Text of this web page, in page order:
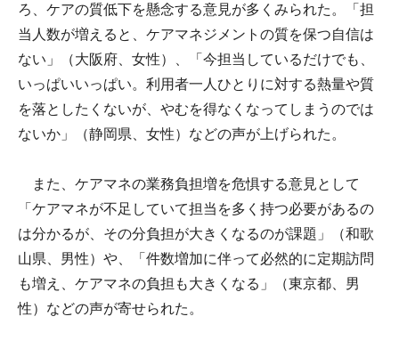
ろ、ケアの質低下を懸念する意見が多くみられた。「担
当人数が増えると、ケアマネジメントの質を保つ自信は
ない」（大阪府、女性）、「今担当しているだけでも、
いっぱいいっぱい。利用者一人ひとりに対する熱量や質
を落としたくないが、やむを得なくなってしまうのでは
ないか」（静岡県、女性）などの声が上げられた。
また、ケアマネの業務負担増を危惧する意見として
「ケアマネが不足していて担当を多く持つ必要があるの
は分かるが、その分負担が大きくなるのが課題」（和歌
山県、男性）や、「件数増加に伴って必然的に定期訪問
も増え、ケアマネの負担も大きくなる」（東京都、男
性）などの声が寄せられた。